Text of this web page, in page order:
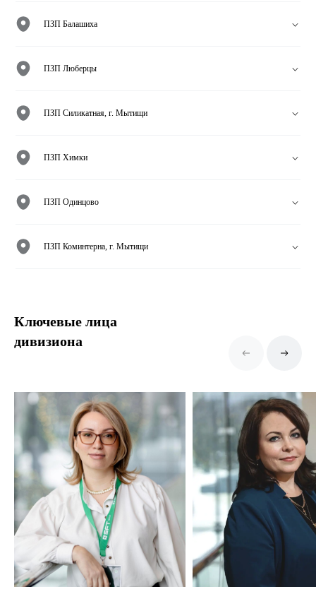
ПЗП Балашиха
ПЗП Люберцы
ПЗП Силикатная, г. Мытищи
ПЗП Химки
ПЗП Одинцово
ПЗП Коминтерна, г. Мытищи
Ключевые лица
дивизиона